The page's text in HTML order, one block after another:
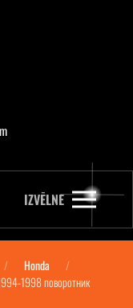
IZVĒLNE
Honda
1998 поворотник